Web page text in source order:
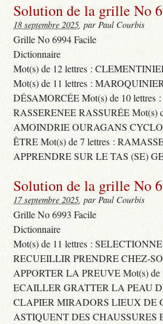
Solution de la grille No
18 septembre 2025, par Paul Courbis
Grille No 6994 Facile
Dictionnaire
Mot(s) de 12 lettres :
Mot(s) de 11 lettres :
DÉSAMORCÉE Mot(s) de 10
RASSERENEE RASSURÉE
AMOINDRIE OURAGANS
ÊTRE Mot(s) de 7 lettres :
APPRENDRE SUR LE TAS (SE)
Solution de la grille No
17 septembre 2025, par Paul Courbis
Grille No 6993 Facile
Dictionnaire
Mot(s) de 11 lettres :
RECUEILLIR PRENDRE CHEZ-
APPORTER LA PREUVE Mot(s)
ECAILLER GRATTER LA PEAU
CLAPIER MIRADORS LIEUX DE
ASTIQUENT DES CHAUSSURES